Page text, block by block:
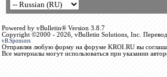
Powered by vBulletin® Version 3.8.7
Copyright ©2000 - 2026, vBulletin Solutions, Inc.
vB.Sponsors
Отправляя любую форму на форуме KROI.RU вы
Все материалы могут использоваться при указании